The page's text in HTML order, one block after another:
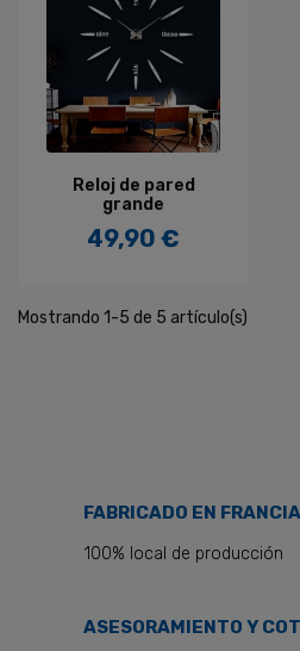
Reloj de pared
grande
Precio
49,90 €
Mostrando 1-5 de 5 artículo(s)
FABRICADO EN FRANCIA
100% local de producción
ASESORAMIENTO Y